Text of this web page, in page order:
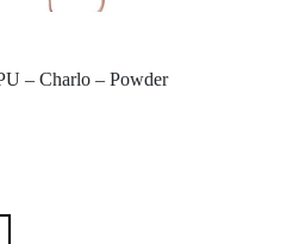
– Charlo – Powder